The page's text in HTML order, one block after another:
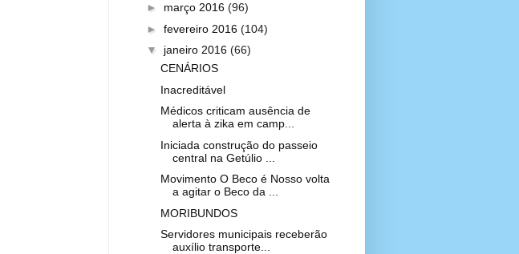
► março 2016 (96)
► fevereiro 2016 (104)
▼ janeiro 2016 (66)
CENÁRIOS
Inacreditável
Médicos criticam ausência de
alerta à zika em camp...
Iniciada construção do passeio
central na Getúlio ...
Movimento O Beco é Nosso volta
a agitar o Beco da ...
MORIBUNDOS
Servidores municipais receberão
auxílio transporte...